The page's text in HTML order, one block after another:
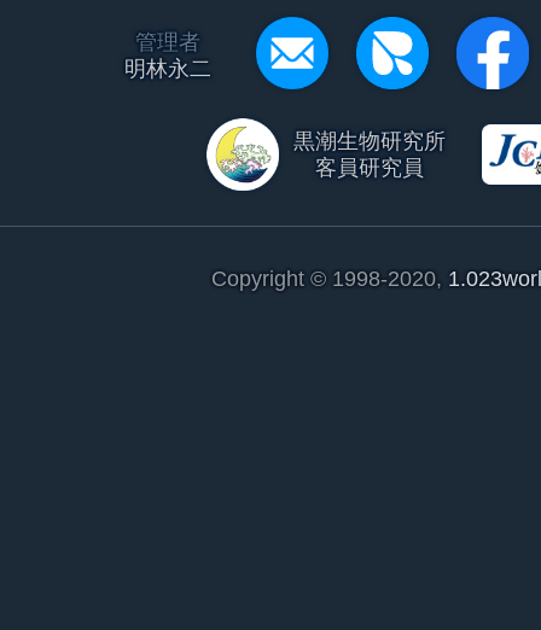
管理者
明林永二
黒潮生物研究所
客員研究員
Copyright © 1998-2020,